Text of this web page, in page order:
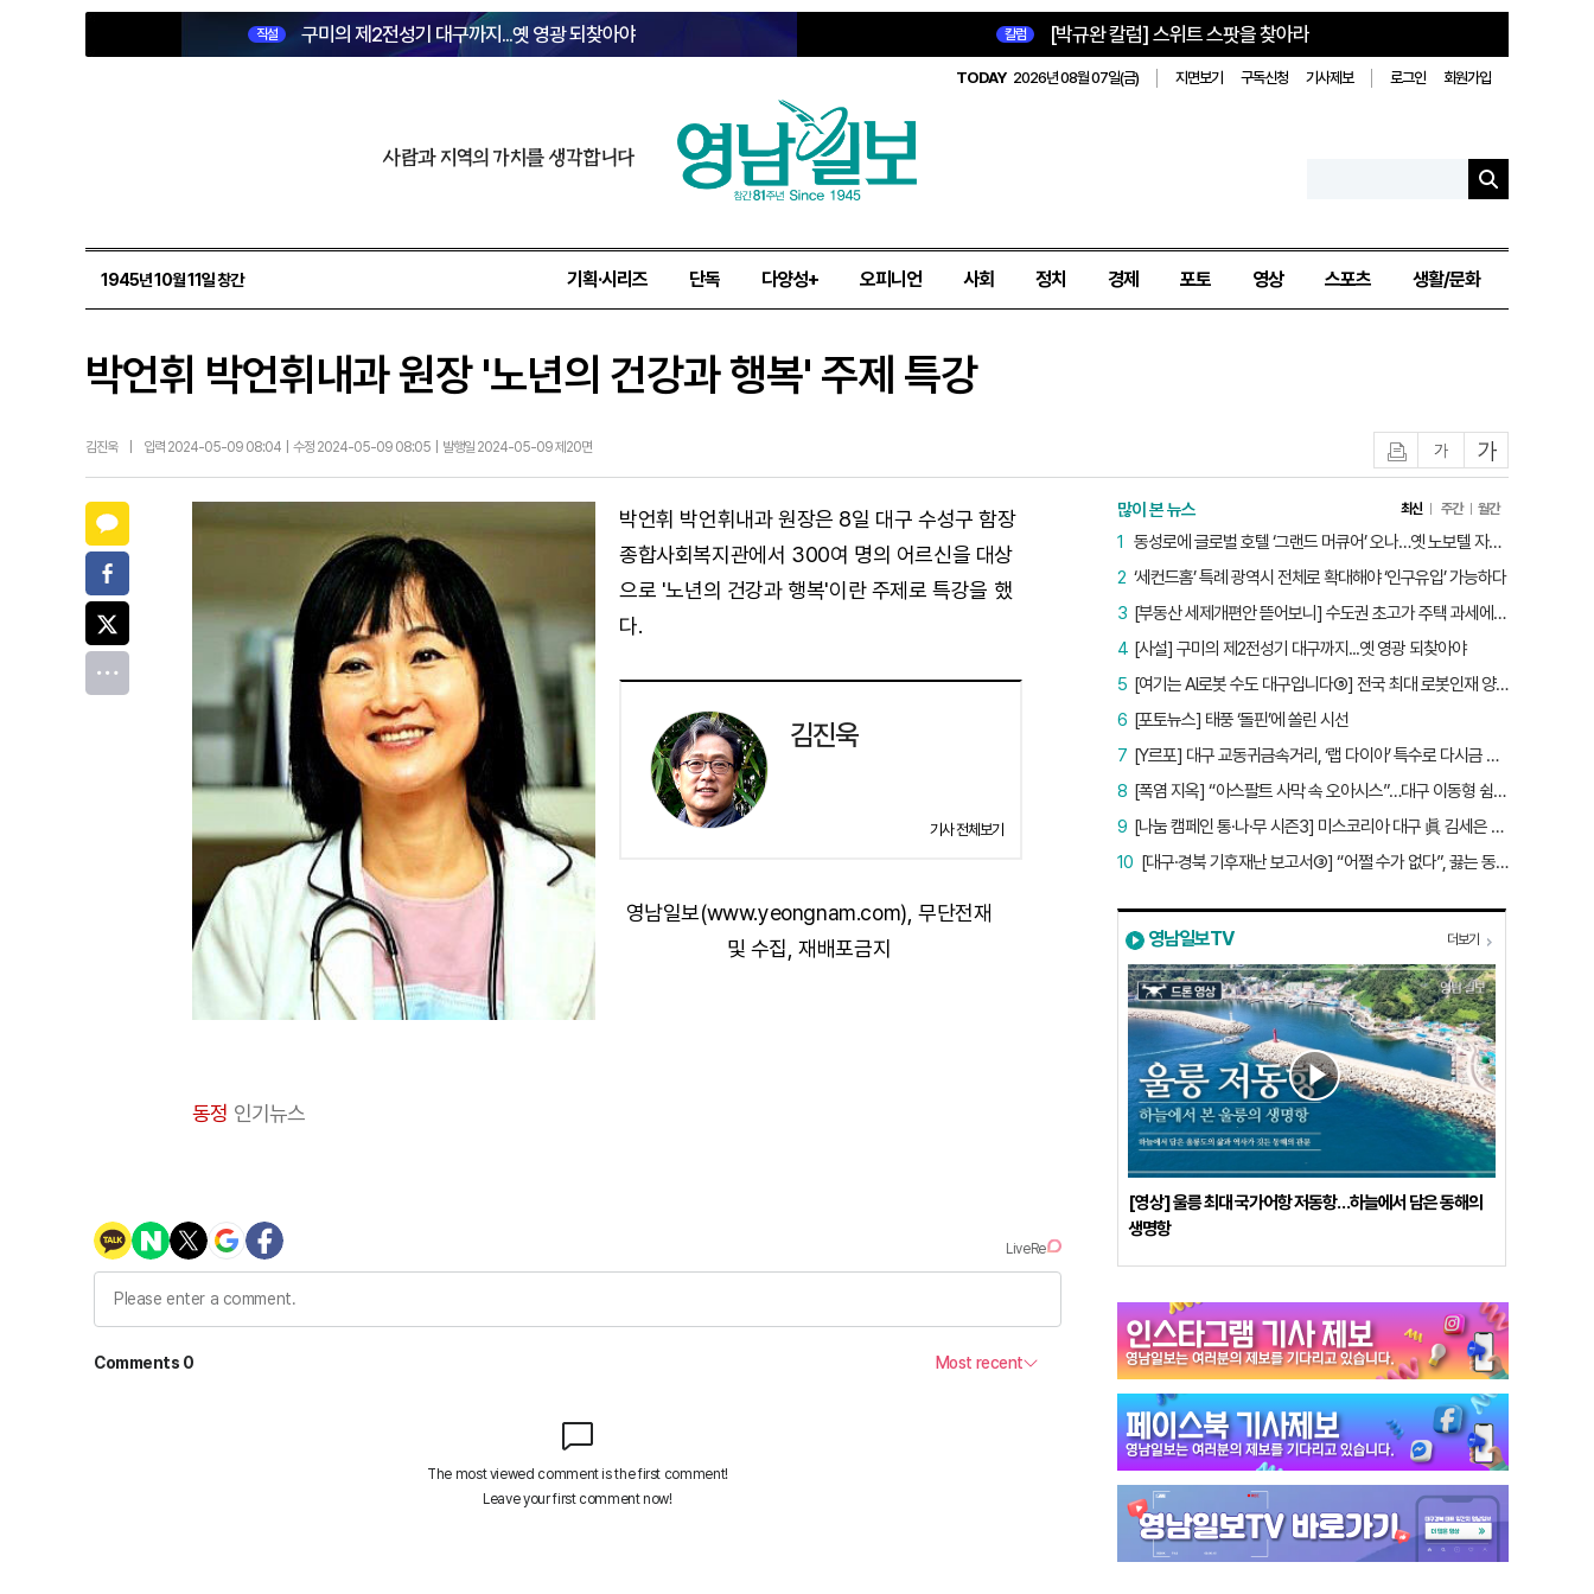
직설 구미의 제2전성기 대구까지...옛 영광 되찾아야 칼럼 [박규완 칼럼] 스위트 스팟을 찾아라
TODAY 2026년 08월 07일(금) 지면보기 구독신청 기사제보 로그인 회원가입
사람과 지역의 가치를 생각합니다
1945년 10월 11일 창간 기획·시리즈 단독 다양성+ 오피니언 사회 정치 경제 포토 영상 스포츠 생활/문화
박언휘 박언휘내과 원장 '노년의 건강과 행복' 주제 특강
김진욱 입력 2024-05-09 08:04 | 수정 2024-05-09 08:05 | 발행일 2024-05-09 제20면 글자작게글자크게
박언휘 박언휘내과 원장은 8일 대구 수성구 함장
종합사회복지관에서 300여 명의 어르신을 대상
으로 '노년의 건강과 행복'이란 주제로 특강을 했
다.
김진욱
기사 전체보기
영남일보(www.yeongnam.com), 무단전재
및 수집, 재배포금지
동정 인기뉴스
많이 본 뉴스 최신 주간 월간
동성로에 글로벌 호텔 ‘그랜드 머큐어’ 오나…옛 노보텔 자리 사무실 개설
1
‘세컨드홈’ 특례 광역시 전체로 확대해야 ‘인구유입’ 가능하다
2
[부동산 세제개편안 뜯어보니] 수도권 초고가 주택 과세에만 초점…침체된 지방 부동산 대책은 없다
3
[사설] 구미의 제2전성기 대구까지...옛 영광 되찾아야
4
[여기는 AI로봇 수도 대구입니다⑤] 전국 최대 로봇인재 양성소…“대구산업 맞춤형 교육과정 만들자”
5
[포토뉴스] 태풍 ‘돌핀’에 쏠린 시선
6
[Y르포] 대구 교동귀금속거리, ‘랩 다이아’ 특수로 다시금 활기…“반짝 인기 의존 않는 지속 가능 성장 동력 마련해야”
7
[폭염 지옥] “아스팔트 사막 속 오아시스”…대구 이동형 쉼터 버스 ‘북적’, 지하철역도 ‘바글’
8
[나눔 캠페인 통·나·무 시즌3] 미스코리아 대구 眞 김세은 “내가 받은 응원, 다음 사람에게”
9
[대구·경북 기후재난 보고서③] “어쩔 수가 없다”, 끓는 동해…‘절멸 위기’ 경북 수산업
10
영남일보TV 더보기
[영상] 울릉 최대 국가어항 저동항…하늘에서 담은 동해의
생명항